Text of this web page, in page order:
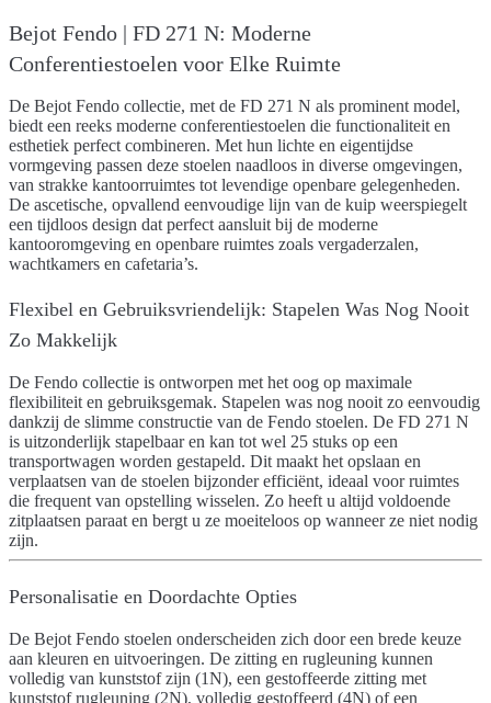
Bejot Fendo | FD 271 N: Moderne
Conferentiestoelen voor Elke Ruimte
De Bejot Fendo collectie, met de FD 271 N als prominent model,
biedt een reeks moderne conferentiestoelen die functionaliteit en
esthetiek perfect combineren. Met hun lichte en eigentijdse
vormgeving passen deze stoelen naadloos in diverse omgevingen,
van strakke kantoorruimtes tot levendige openbare gelegenheden.
De ascetische, opvallend eenvoudige lijn van de kuip weerspiegelt
een tijdloos design dat perfect aansluit bij de moderne
kantooromgeving en openbare ruimtes zoals vergaderzalen,
wachtkamers en cafetaria’s.
Flexibel en Gebruiksvriendelijk: Stapelen Was Nog Nooit
Zo Makkelijk
De Fendo collectie is ontworpen met het oog op maximale
flexibiliteit en gebruiksgemak. Stapelen was nog nooit zo eenvoudig
dankzij de slimme constructie van de Fendo stoelen. De FD 271 N
is uitzonderlijk stapelbaar en kan tot wel 25 stuks op een
transportwagen worden gestapeld. Dit maakt het opslaan en
verplaatsen van de stoelen bijzonder efficiënt, ideaal voor ruimtes
die frequent van opstelling wisselen. Zo heeft u altijd voldoende
zitplaatsen paraat en bergt u ze moeiteloos op wanneer ze niet nodig
zijn.
Personalisatie en Doordachte Opties
De Bejot Fendo stoelen onderscheiden zich door een brede keuze
aan kleuren en uitvoeringen. De zitting en rugleuning kunnen
volledig van kunststof zijn (1N), een gestoffeerde zitting met
kunststof rugleuning (2N), volledig gestoffeerd (4N) of een